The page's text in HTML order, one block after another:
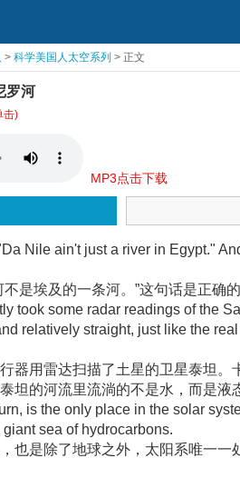
> 科学美国人太空系列 > 正文
罗河
击)
MP3点击下载
Nile ain't just a river in Egypt."
不是埃及的一条河。”这句话是正确的
took some radar readings of the
relatively straight, just like the
器用雷达扫描了土星的卫星泰坦 。
坦的河流里流淌的不是水，而是液
is the only place in the solar
sea of hydrocarbons.
也是除了地球之外，太阳系唯一一